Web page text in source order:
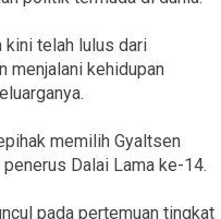
kini telah lulus dari
menjalani kehidupan
memilih Gyaltsen
Dalai Lama ke-14.
pada pertemuan tingkat